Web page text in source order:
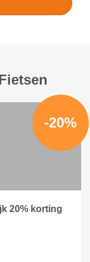
-20%
20% korting